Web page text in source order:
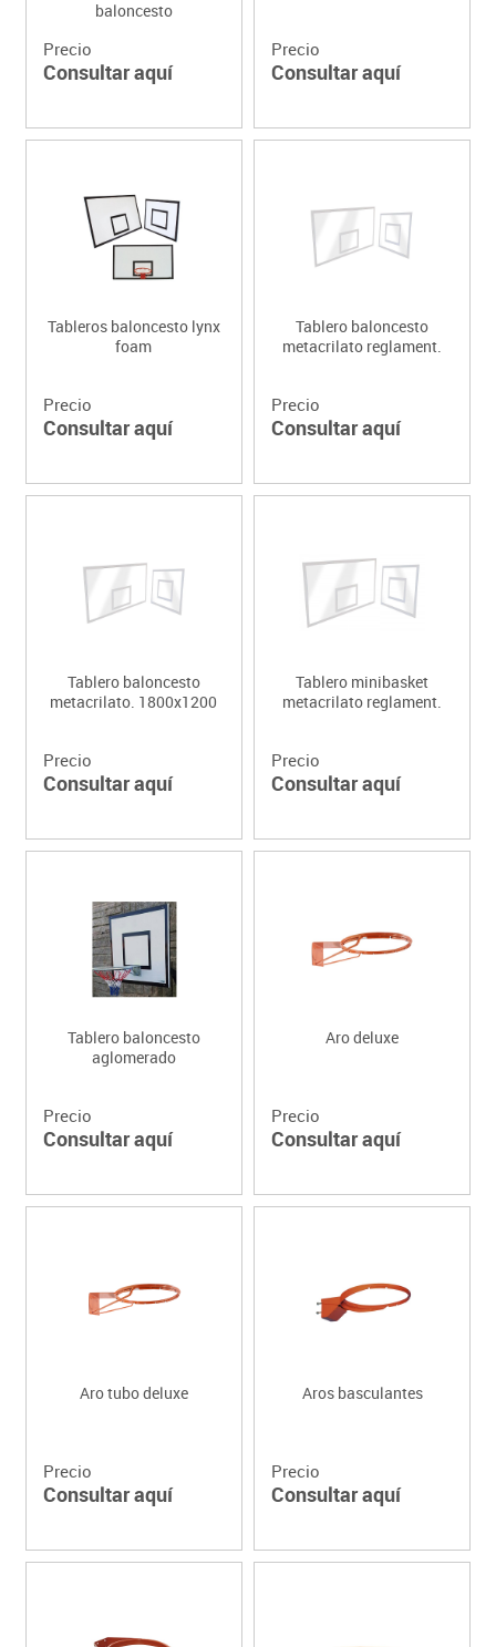
baloncesto
Precio
Consultar aquí
Precio
Consultar aquí
Tableros baloncesto lynx
foam
Precio
Consultar aquí
Tablero baloncesto
metacrilato reglament.
Precio
Consultar aquí
Tablero baloncesto
metacrilato. 1800x1200
Precio
Consultar aquí
Tablero minibasket
metacrilato reglament.
Precio
Consultar aquí
Tablero baloncesto
aglomerado
Precio
Consultar aquí
Aro deluxe
Precio
Consultar aquí
Aro tubo deluxe
Precio
Consultar aquí
Aros basculantes
Precio
Consultar aquí